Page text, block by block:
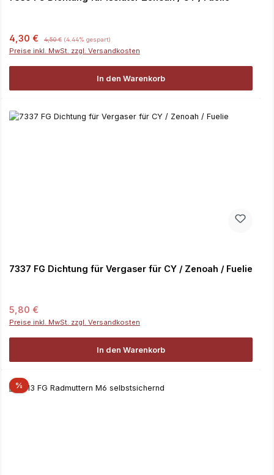
Verkaufspreis:
4,30 € 4,50 € (4.44% gespart)
Preise inkl. MwSt. zzgl. Versandkosten
In den Warenkorb
7337 FG Dichtung für Vergaser für CY / Zenoah / Fuelie
Regulärer Preis:
5,80 €
Preise inkl. MwSt. zzgl. Versandkosten
In den Warenkorb
%